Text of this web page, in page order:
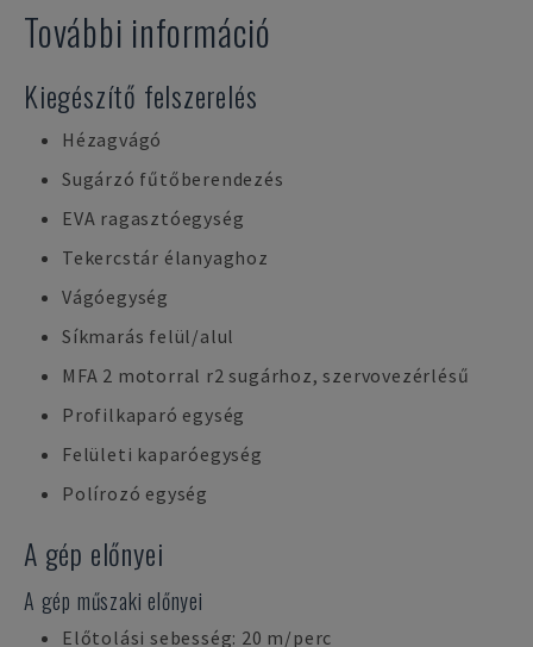
További információ
Kiegészítő felszerelés
Hézagvágó
Sugárzó fűtőberendezés
EVA ragasztóegység
Tekercstár élanyaghoz
Vágóegység
Síkmarás felül/alul
MFA 2 motorral r2 sugárhoz, szervovezérlésű
Profilkaparó egység
Felületi kaparóegység
Polírozó egység
A gép előnyei
A gép műszaki előnyei
Előtolási sebesség: 20 m/perc